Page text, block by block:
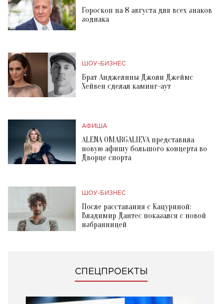
Гороскоп на 8 августа для всех знаков
зодиака
ШОУ-БИЗНЕС
Брат Анджелины Джоли Джеймс
Хейвен сделал каминг-аут
АФИША
ALENA OMARGALIEVA представила
новую афишу большого концерта во
Дворце спорта
ШОУ-БИЗНЕС
После расставания с Кацуриной:
Владимир Дантес показался с новой
избранницей
СПЕЦПРОЕКТЫ